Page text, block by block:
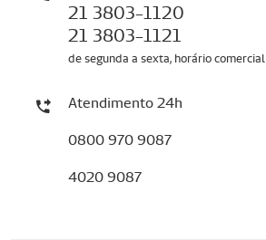
21 3803-1120
21 3803-1121
de segunda a sexta, horário comercial
Atendimento 24h
0800 970 9087
4020 9087